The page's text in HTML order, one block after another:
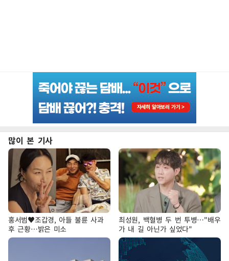
많이 본 기사
홍서범♥조갑경, 아들 불륜 사과
후 근황…밝은 미소
최성원, 백혈병 두 번 투병…"배우
가 내 길 아닌가 싶었다"